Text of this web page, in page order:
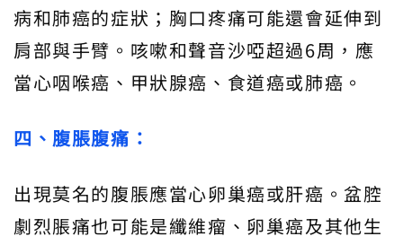
病和肺癌的症狀；胸口疼痛可能還會延伸到
肩部與手臂。咳嗽和聲音沙啞超過6周，應
當心咽喉癌、甲狀腺癌、食道癌或肺癌。
四、腹脹腹痛：
出現莫名的腹脹應當心卵巢癌或肝癌。盆腔
劇烈脹痛也可能是纖維瘤、卵巢癌及其他生